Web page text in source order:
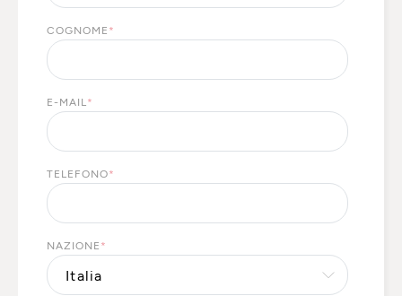
COGNOME *
E-MAIL *
TELEFONO*
NAZIONE *